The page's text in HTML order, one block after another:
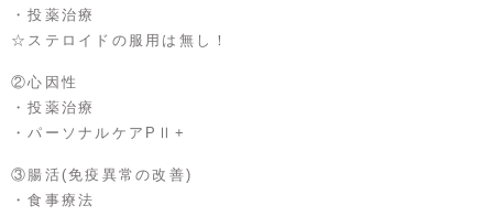
・投薬治療
☆ステロイドの服用は無し！
②心因性
・投薬治療
・パーソナルケアPⅡ+
③腸活(免疫異常の改善)
・食事療法